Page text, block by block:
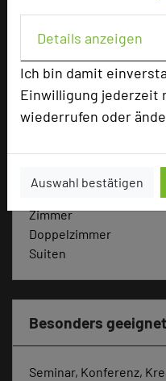
Details anzeigen
Ich bin damit
Einwilligung jederzeit
wiederrufen oder
Auswahl bestätigen
U-Form
Parlamentarisch
Reihenbestuhlung
Ausstellungsfläche
Zimmer
Doppelzimmer
Suiten
Besonders
Seminar, Konferenz,